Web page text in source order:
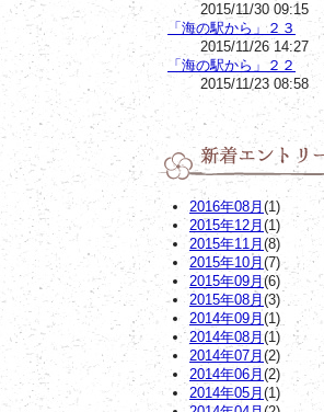
2015/11/30 09:15
「海の駅から」２３
2015/11/26 14:27
「海の駅から」２２
2015/11/23 08:58
2016年08月 (1)
2015年12月 (1)
2015年11月 (8)
2015年10月 (7)
2015年09月(6)
2015年08月 (3)
2014年09月 (1)
2014年08月 (1)
2014年07月 (2)
2014年06月 (2)
2014年05月 (1)